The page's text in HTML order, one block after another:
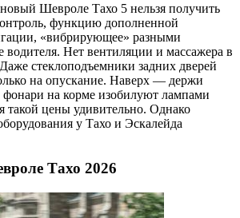
Шевроле Тахо 5 нельзя получить
функцию дополненной
«вибрирующее» разными
водителя. Нет вентиляции и массажера в
стеклоподъемники задних дверей
на опускание. Наверх — держи
на корме изобилуют лампами
такой цены удивительно. Однако
у Тахо и Эскалейда
Тахо 2026